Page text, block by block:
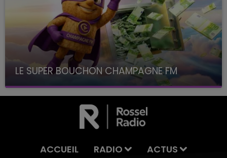
LE SUPER BOUCHON CHAMPAGNE FM
avec La Famille Champagne FM, à 8H10
ACCUEIL RADIO ACTUS